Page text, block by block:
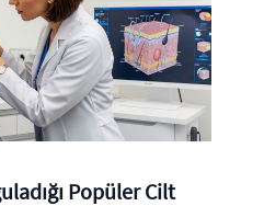
Popüler Cilt